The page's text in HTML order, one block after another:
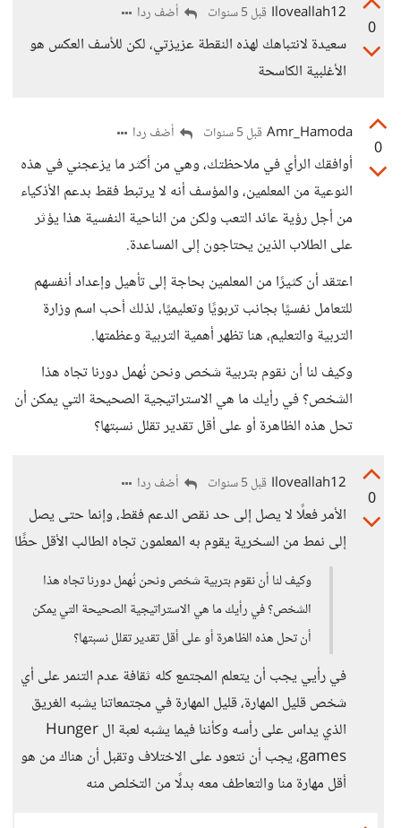
0
Iloveallah12 قبل 5 سنوات أضف ردا
سعيدة لانتباهك لهذه النقطة عزيزتي، لكن للأسف العكس هو
الأغلبية الكاسحة
0
Amr_Hamoda قبل 5 سنوات أضف ردا
أوافقك الرأي في ملاحظتك، وهي من أكثر ما يزعجني في هذه
النوعية من المعلمين، والمؤسف أنه لا يرتبط فقط بدعم الأذكياء
من أجل رؤية عائد التعب ولكن من الناحية النفسية هذا يؤثر
على الطلاب الذين يحتاجون إلى المساعدة.
اعتقد أن كثيرًا من المعلمين بحاجة إلى تأهيل وإعداد أنفسهم
للتعامل نفسيًا بجانب تربويًا وتعليميًا، لذلك أحب اسم وزارة
التربية والتعليم، هنا تظهر أهمية التربية وعظمتها.
وكيف لنا أن نقوم بتربية شخص ونحن نُهمل دورنا تجاه هذا
الشخص؟ في رأيك ما هي الاستراتيجية الصحيحة التي يمكن أن
تحل هذه الظاهرة أو على أقل تقدير تقلل نسبتها؟
0
Iloveallah12 قبل 5 سنوات أضف ردا
الأمر فعلًا لا يصل إلى حد نقص الدعم فقط، وإنما حتى يصل
إلى نمط من السخرية يقوم به المعلمون تجاه الطالب الأقل حظًا
وكيف لنا أن نقوم بتربية شخص ونحن نُهمل دورنا تجاه هذا
الشخص؟ في رأيك ما هي الاستراتيجية الصحيحة التي يمكن
أن تحل هذه الظاهرة أو على أقل تقدير تقلل نسبتها؟
في رأيي يجب أن يتعلم المجتمع كله ثقافة عدم التنمر على أي
شخص قليل المهارة، قليل المهارة في مجتمعاتنا يشبه الغريق
الذي يداس على رأسه وكأننا فيما يشبه لعبة ال Hunger
games، يجب أن نتعود على الاختلاف وتقبل أن هناك من هو
أقل مهارة منا والتعاطف معه بدلًا من التخلص منه